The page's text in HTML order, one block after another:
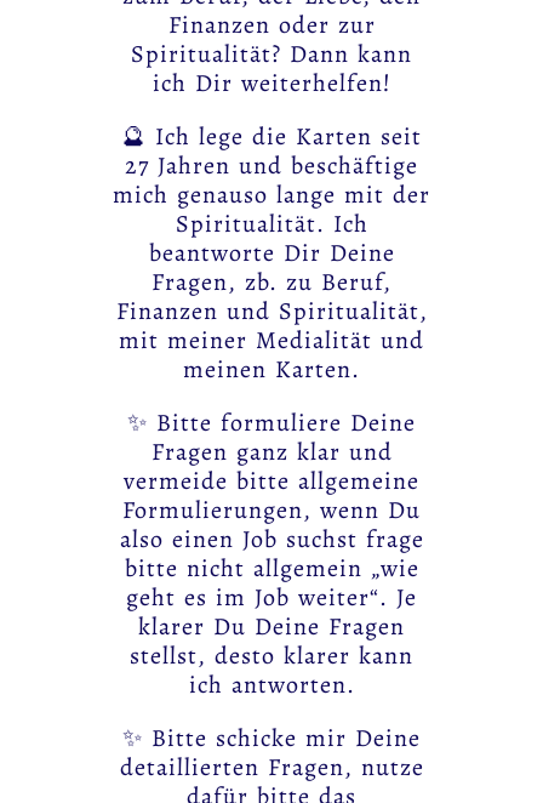
Finanzen oder zur
Spiritualität? Dann kann
ich Dir weiterhelfen!
🔮 Ich lege die Karten seit
27 Jahren und beschäftige
mich genauso lange mit der
Spiritualität. Ich
beantworte Dir Deine
Fragen, zb. zu Beruf,
Finanzen und Spiritualität,
mit meiner Medialität und
meinen Karten.
✨ Bitte formuliere Deine
Fragen ganz klar und
vermeide bitte allgemeine
Formulierungen, wenn Du
also einen Job suchst frage
bitte nicht allgemein „wie
geht es im Job weiter“. Je
klarer Du Deine Fragen
stellst, desto klarer kann
ich antworten.
✨ Bitte schicke mir Deine
detaillierten Fragen, nutze